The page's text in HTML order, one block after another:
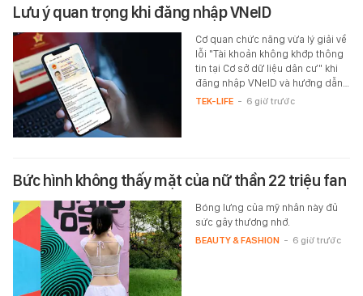
Lưu ý quan trọng khi đăng nhập VNeID
Cơ quan chức năng vừa lý giải về
lỗi "Tài khoản không khớp thông
tin tại Cơ sở dữ liệu dân cư" khi
đăng nhập VNeID và hướng dẫn…
TEK-LIFE - 6 giờ trước
Bức hình không thấy mặt của nữ thần 22 triệu fan
Bóng lưng của mỹ nhân này đủ
sức gây thương nhớ.
BEAUTY & FASHION - 6 giờ trước